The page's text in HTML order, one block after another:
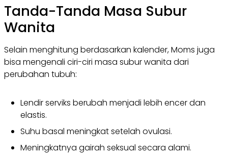
Tanda-Tanda Masa Subur
Wanita
Selain menghitung berdasarkan kalender, Moms juga
bisa mengenali ciri-ciri masa subur wanita dari
perubahan tubuh:
Lendir serviks berubah menjadi lebih encer dan
elastis.
Suhu basal meningkat setelah ovulasi.
Meningkatnya gairah seksual secara alami.